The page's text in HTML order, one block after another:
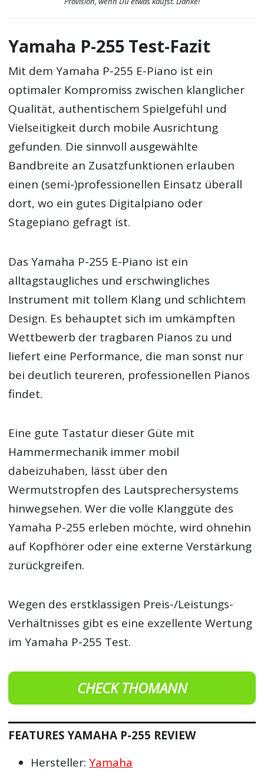
Yamaha P-255 Test-Fazit
Mit dem Yamaha P-255 E-Piano ist ein
optimaler Kompromiss zwischen klanglicher
Qualität, authentischem Spielgefühl und
Vielseitigkeit durch mobile Ausrichtung
gefunden. Die sinnvoll ausgewählte
Bandbreite an Zusatzfunktionen erlauben
einen (semi-)professionellen Einsatz überall
dort, wo ein gutes Digitalpiano oder
Stagepiano gefragt ist.
Das Yamaha P-255 E-Piano ist ein
alltagstaugliches und erschwingliches
Instrument mit tollem Klang und schlichtem
Design. Es behauptet sich im umkämpften
Wettbewerb der tragbaren Pianos zu und
liefert eine Performance, die man sonst nur
bei deutlich teureren, professionellen Pianos
findet.
Eine gute Tastatur dieser Güte mit
Hammermechanik immer mobil
dabeizuhaben, lässt über den
Wermutstropfen des Lautsprechersystems
hinwegsehen. Wer die volle Klanggüte des
Yamaha P-255 erleben möchte, wird ohnehin
auf Kopfhörer oder eine externe Verstärkung
zurückgreifen.
Wegen des erstklassigen Preis-/Leistungs-
Verhältnisses gibt es eine exzellente Wertung
im Yamaha P-255 Test.
CHECK THOMANN
FEATURES YAMAHA P-255 REVIEW
Hersteller:Yamaha